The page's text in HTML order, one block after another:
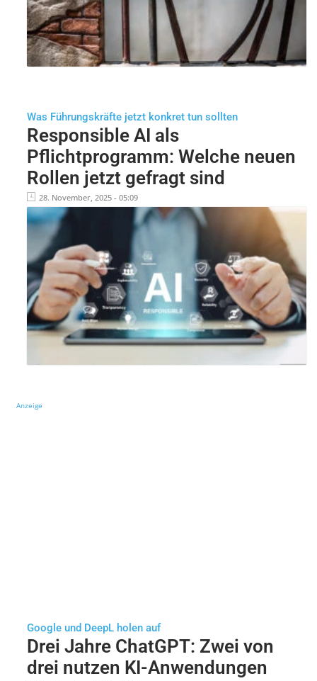
Was Führungskräfte jetzt konkret tun sollten
Responsible AI als
Pflichtprogramm: Welche neuen
Rollen jetzt gefragt sind
28. November, 2025 - 05:09
Anzeige
Google und DeepL holen auf
Drei Jahre ChatGPT: Zwei von
drei nutzen KI-Anwendungen